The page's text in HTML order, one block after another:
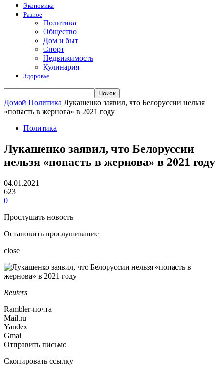
Экономика
Разное
Политика
Общество
Дом и быт
Спорт
Недвижимость
Кулинария
Здоровье
Домой Политика Лукашенко заявил, что Белоруссии нельзя
«попасть в жернова» в 2021 году
Политика
Лукашенко заявил, что Белоруссии
нельзя «попасть в жернова» в 2021 году
04.01.2021
623
0
Прослушать новость
Остановить прослушивание
close
Reuters
Rambler-почта
Mail.ru
Yandex
Gmail
Отправить письмо
Скопировать ссылку